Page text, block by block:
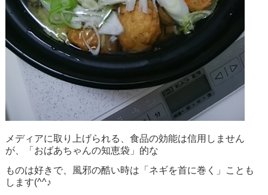
メディアに取り上げられる、食品の効能は信用しません
が、「おばあちゃんの知恵袋」的な
ものは好きで、風邪の酷い時は「ネギを首に巻く」ことも
します(^^♪